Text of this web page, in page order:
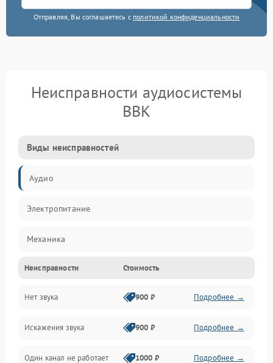
Отправляя, Вы соглашаетесь с политикой конфиденциальности
Неисправности аудиосистемы
BBK
Виды неисправностей
Аудио
Электропитание
Механика
Управление
Корпус/Герметичность
Электронные компоненты
Неисправности Стоимость
Нет звука 900 ₽ Подробнее →
Искажения звука 900 ₽ Подробнее →
Один канал не работает 1000 ₽ Подробнее →